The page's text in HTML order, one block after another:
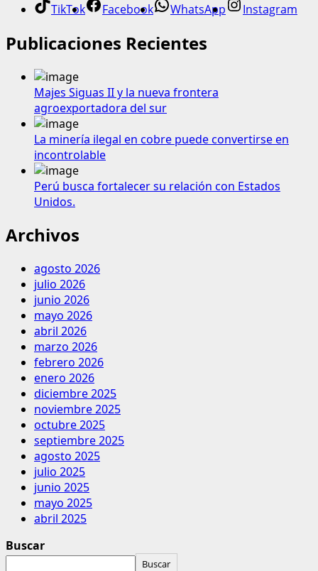
TikTok Facebook WhatsApp Instagram
Publicaciones Recientes
Majes Siguas II y la nueva frontera
agroexportadora del sur
La minería ilegal en cobre puede convertirse en
incontrolable
Perú busca fortalecer su relación con Estados
Unidos.
Archivos
agosto 2026
julio 2026
junio 2026
mayo 2026
abril 2026
marzo 2026
febrero 2026
enero 2026
diciembre 2025
noviembre 2025
octubre 2025
septiembre 2025
agosto 2025
julio 2025
junio 2025
mayo 2025
abril 2025
Buscar
Buscar